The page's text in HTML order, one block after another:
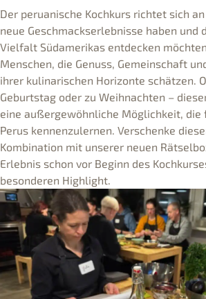
Der peruanische Kochkurs richtet sich
neue Geschmackserlebnisse haben und
Vielfalt Südamerikas entdecken
Menschen, die Genuss, Gemeinschaft
ihrer kulinarischen Horizonte schätzen.
Geburtstag oder zu Weihnachten –
eine außergewöhnliche Möglichkeit, die
Perus kennenzulernen. Verschenke
Kombination mit unserer neuen
Erlebnis schon vor Beginn des
besonderen Highlight.